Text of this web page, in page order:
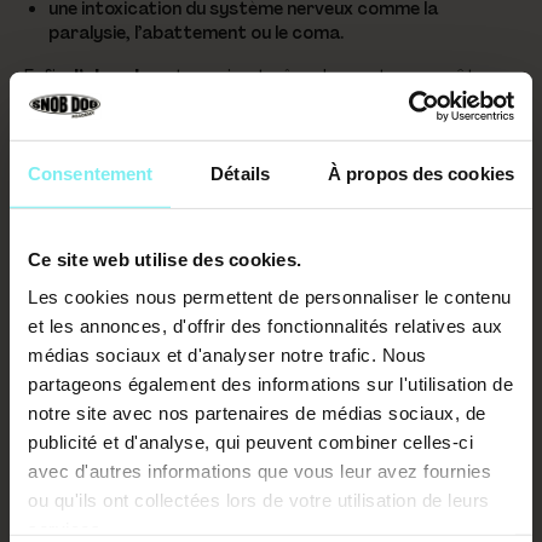
Consentement Détails À propos des cookies
Ce site web utilise des cookies.
Les cookies nous permettent de personnaliser le contenu
et les annonces, d'offrir des fonctionnalités relatives aux
médias sociaux et d'analyser notre trafic. Nous
partageons également des informations sur l'utilisation de
notre site avec nos partenaires de médias sociaux, de
publicité et d'analyse, qui peuvent combiner celles-ci
avec d'autres informations que vous leur avez fournies
ou qu'ils ont collectées lors de votre utilisation de leurs
une intoxication du système nerveux comme la
paralysie, l’abattement ou le coma.
Enfin,l’alcoolpeut aussi entraîner la mort par arrêt
respiratoire. Alors, gare aux gouttes qui tombent ou aux
verres qui se renversent !
LES DANGERS DE NOËL POUR UN
CHIEN : QUE FAUT-IL RETENIR ?
Les fêtes de fin d’année sont un moment merveilleux à
passer avec ses proches. Toutefois, en tant que
partenaire de vie d'un chien, tu te dois de respecter la
sécurité de ton animal de compagnie, afin que tout se
passe bien. En gardant sapin, décorations et plantes en
hauteur, et en faisant attention aurepas de Noël, vous
passerez tous un super moment convivial, c'est sûr !